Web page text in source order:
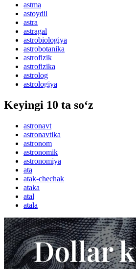
astma
astoydil
astra
astragal
astrobiologiya
astrobotanika
astrofizik
astrofizika
astrolog
astrologiya
Keyingi 10 ta so‘z
astronavt
astronavtika
astronom
astronomik
astronomiya
ata
atak-chechak
ataka
atal
atala